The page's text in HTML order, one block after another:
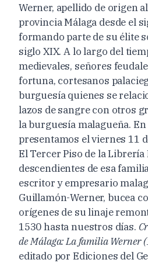
Werner, apellido de origen
provincia Málaga desde el
formando parte de su élite
siglo XIX. A lo largo del
medievales, señores
fortuna, cortesanos
burguesía quienes se
lazos de sangre con otros
la burguesía malagueña.
presentamos el viernes 11
El Tercer Piso de la Librería
descendientes de esa
escritor y empresario
Guillamón-Werner, bucea
orígenes de su linaje
1530 hasta nuestros días.
de Málaga: La familia Werner
editado por Ediciones del